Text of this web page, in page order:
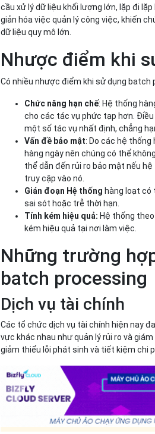
cầu xử lý dữ liệu khối lượng lớn, lặp đi
giản hóa việc quản lý công việc, khiến
dữ liệu quy mô lớn.
Nhược điểm khi
Có nhiều nhược điểm khi sử dụng batch
Chức năng hạn chế: Hệ thống
cho các tác vụ phức tạp hơn.
một số tác vụ nhất định, chẳng
Vấn đề bảo mật: Do các hệ
hàng ngày nên chúng có thể
thể dẫn đến rủi ro bảo mật nếu
truy cập vào nó.
Gián đoạn Hệ thống hàng loạt có
sai sót hoặc trễ thời hạn.
Tính kém hiệu quả: Hệ thống
kém hiệu quả tại nơi làm việc.
Những trường
batch processing
Dịch vụ tài chính
Các tổ chức dịch vụ tài chính hiện nay
vực khác nhau như quản lý rủi ro và
giảm thiểu lỗi phát sinh và tiết kiệm chi